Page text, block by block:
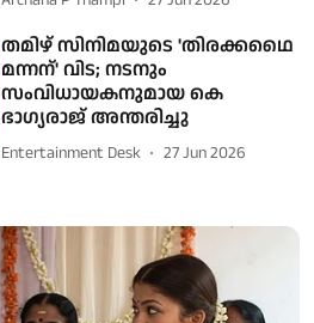
തമിഴ് സിനിമയുടെ 'തിരക്കഥൈ
മന്നന്' വിട; നടനും
സംവിധായകനുമായ കെ
ഭാഗ്യരാജ് അന്തരിച്ചു
Entertainment Desk 27 Jun 2026